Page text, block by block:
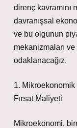
direnç kavramını
davranışsal
ve bu olgunun
mekanizmaları
odaklanacağız.
1.
Fırsat Maliyeti
Mikroekonomi,